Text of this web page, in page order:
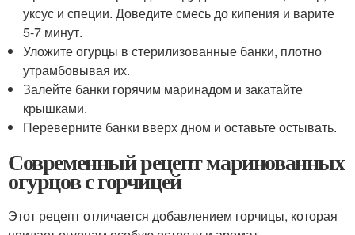
уксус и специи. Доведите смесь до кипения и варите
5-7 минут.
Уложите огурцы в стерилизованные банки, плотно
утрамбовывая их.
Залейте банки горячим маринадом и закатайте
крышками.
Переверните банки вверх дном и оставьте остывать.
Современный рецепт маринованных
огурцов с горчицей
Этот рецепт отличается добавлением горчицы, которая